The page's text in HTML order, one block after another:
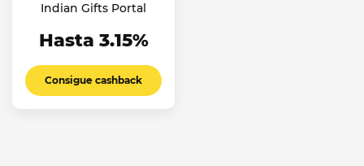
Indian Gifts Portal
Hasta 3.15%
Consigue cashback